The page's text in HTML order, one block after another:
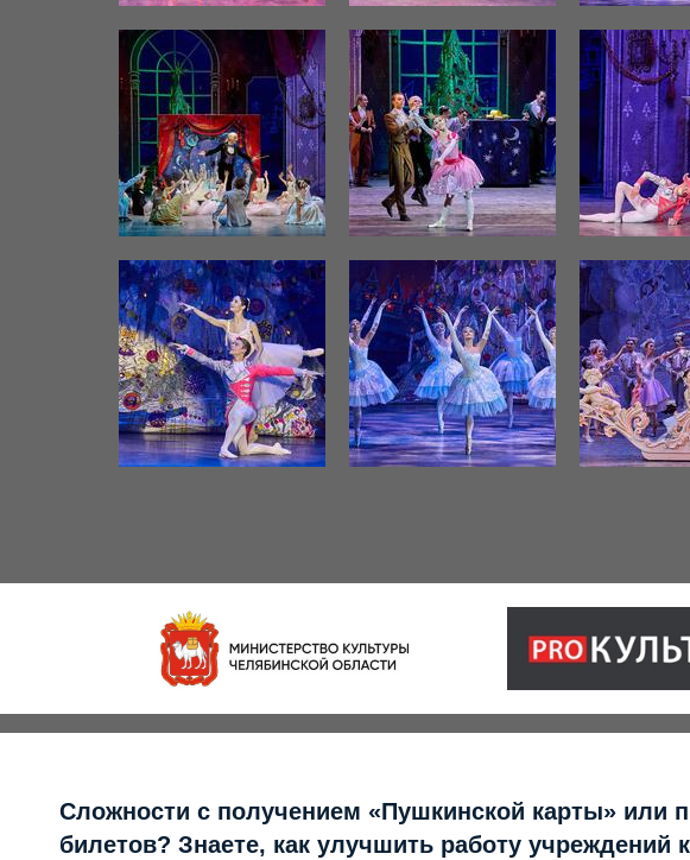
Сложности с получением «Пушкинской карты» или
билетов? Знаете, как улучшить работу учреждений